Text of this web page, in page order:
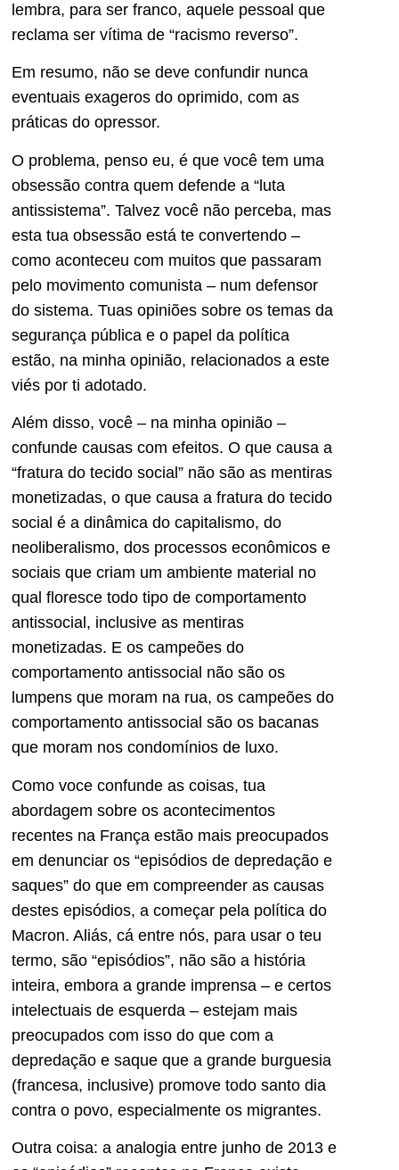
lembra, para ser franco, aquele pessoal que
reclama ser vítima de “racismo reverso”.
Em resumo, não se deve confundir nunca
eventuais exageros do oprimido, com as
práticas do opressor.
O problema, penso eu, é que você tem uma
obsessão contra quem defende a “luta
antissistema”. Talvez você não perceba, mas
esta tua obsessão está te convertendo –
como aconteceu com muitos que passaram
pelo movimento comunista – num defensor
do sistema. Tuas opiniões sobre os temas da
segurança pública e o papel da política
estão, na minha opinião, relacionados a este
viés por ti adotado.
Além disso, você – na minha opinião –
confunde causas com efeitos. O que causa a
“fratura do tecido social” não são as mentiras
monetizadas, o que causa a fratura do tecido
social é a dinâmica do capitalismo, do
neoliberalismo, dos processos econômicos e
sociais que criam um ambiente material no
qual floresce todo tipo de comportamento
antissocial, inclusive as mentiras
monetizadas. E os campeões do
comportamento antissocial não são os
lumpens que moram na rua, os campeões do
comportamento antissocial são os bacanas
que moram nos condomínios de luxo.
Como voce confunde as coisas, tua
abordagem sobre os acontecimentos
recentes na França estão mais preocupados
em denunciar os “episódios de depredação e
saques” do que em compreender as causas
destes episódios, a começar pela política do
Macron. Aliás, cá entre nós, para usar o teu
termo, são “episódios”, não são a história
inteira, embora a grande imprensa – e certos
intelectuais de esquerda – estejam mais
preocupados com isso do que com a
depredação e saque que a grande burguesia
(francesa, inclusive) promove todo santo dia
contra o povo, especialmente os migrantes.
Outra coisa: a analogia entre junho de 2013 e